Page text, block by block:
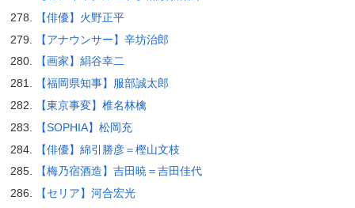
【俳優】火野正平
【アナウンサー】辛坊治郎
【画家】絹谷幸二
【福岡県知事】服部誠太郎
【東京事変】椎名林檎
【SOPHIA】松岡充
【俳優】綿引勝彦＝樫山文枝
【梅乃宿酒造】吉田暁＝吉田佳代
【セリア】河合宏光